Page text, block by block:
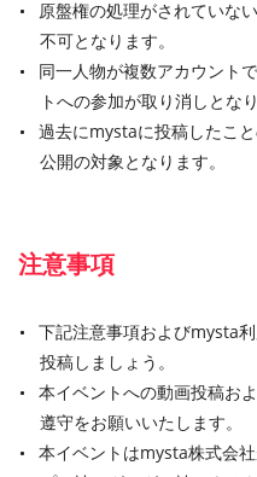
原盤権の処理がされていな
不可となります。
同一人物が複数アカウント
トへの参加が取り消しとなり
過去にmystaに投稿したこ
公開の対象となります。
注意事項
下記注意事項およびmysta
投稿しましょう。
本イベントへの動画投稿お
遵守をお願いいたします。
本イベントはmysta株式会